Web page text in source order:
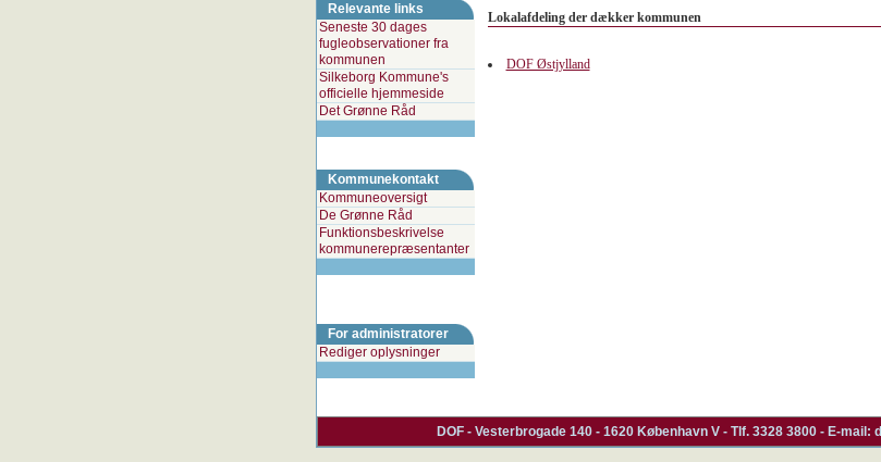
Relevante links
Seneste 30 dages
fugleobservationer fra
kommunen
Silkeborg Kommune's
officielle hjemmeside
Det Grønne Råd
Kommunekontakt
Kommuneoversigt
De Grønne Råd
Funktionsbeskrivelse
kommunerepræsentanter
For administratorer
Rediger oplysninger
Lokalafdeling der dækker kommunen
DOF Østjylland
DOF - Vesterbrogade 140 - 1620 København V - Tlf. 3328 3800 - E-mail: